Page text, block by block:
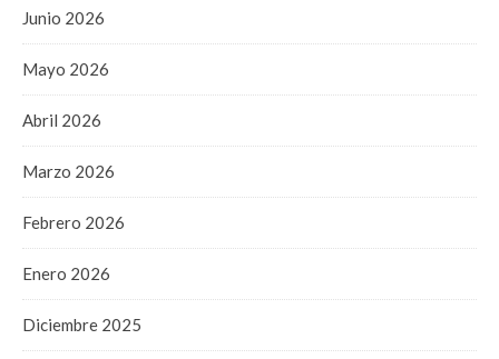
Junio 2026
Mayo 2026
Abril 2026
Marzo 2026
Febrero 2026
Enero 2026
Diciembre 2025